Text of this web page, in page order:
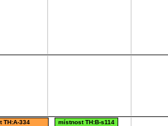
TH:A-334 místnost TH:B-s114